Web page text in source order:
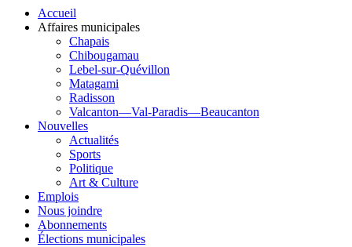
Accueil
Affaires municipales
Chapais
Chibougamau
Lebel-sur-Quévillon
Matagami
Radisson
Valcanton—Val-Paradis—Beaucanton
Nouvelles
Actualités
Sports
Politique
Art & Culture
Emplois
Nous joindre
Abonnements
Élections municipales